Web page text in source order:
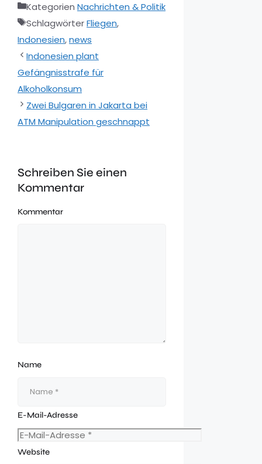
Kategorien Nachrichten & Politik
SchlagwörterFliegen,
Indonesien,news
Indonesien plant
Gefängnisstrafe für
Alkoholkonsum
Zwei Bulgaren in Jakarta bei
ATM Manipulation geschnappt
Schreiben Sie einen
Kommentar
Kommentar
Name
E-Mail-Adresse
Website